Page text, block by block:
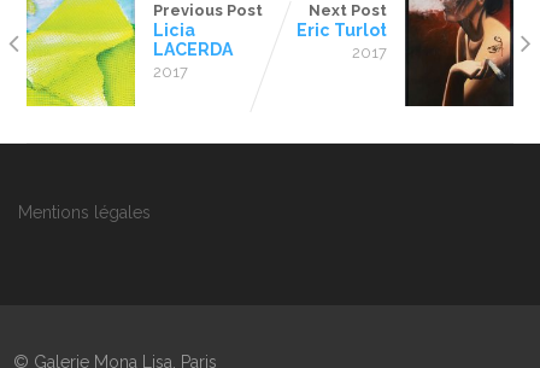
Previous Post
Licia
LACERDA
2017
Next Post
Eric Turlot
2017
Mentions légales
© Galerie Mona Lisa, Paris